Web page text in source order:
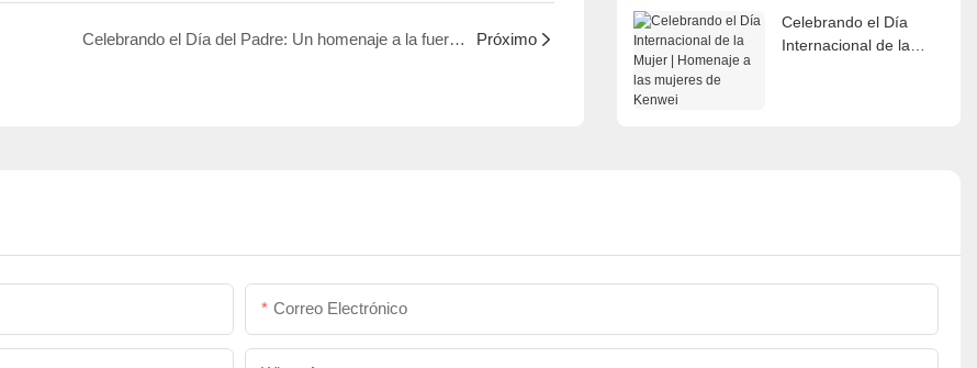
Celebrando el Día del Padre: Un homenaje a la fuerza, la dedicación y la responsabilidad. Próximo
Celebrando el Día
Internacional de la
Correo Electrónico